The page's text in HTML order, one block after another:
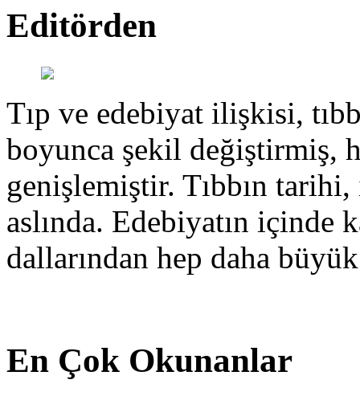
Editörden
Tıp ve edebiyat ilişkisi,
boyunca şekil değiştirmiş,
genişlemiştir. Tıbbın
aslında. Edebiyatın içinde
dallarından hep daha
En Çok Okunanlar